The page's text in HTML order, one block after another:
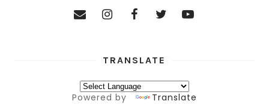
TRANSLATE
Powered by Translate